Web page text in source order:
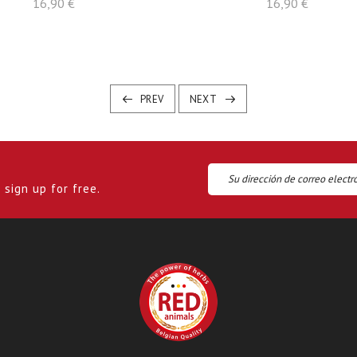
PREV NEXT
up for free.